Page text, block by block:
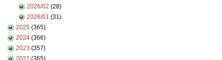
2026/02 (28)
2026/01 (31)
2025 (365)
2024 (366)
2023 (357)
2022 (365)